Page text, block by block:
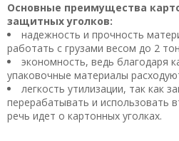
Основные преимущества
защитных уголков:
надежность и прочность
работать с грузами весом до 2
экономность, ведь благодаря
упаковочные материалы
легкость утилизации, так как
перерабатывать и использовать
речь идет о картонных уголках.